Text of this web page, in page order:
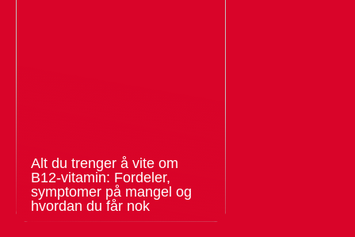
Alt du trenger å vite om
B12-vitamin: Fordeler,
symptomer på mangel og
hvordan du får nok